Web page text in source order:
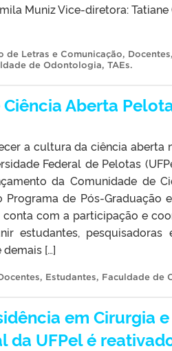
Muniz Vice-diretora:
de Letras e Comunicação, Docentes,
de Odontologia, TAEs.
Aberta
a cultura da ciência aberta
Federal de Pelotas
da Comunidade de
de Pós-Graduação
conta com a participação e
estudantes,
[…]
, Estudantes, Faculdade de
em Cirurgia
da UFPel é